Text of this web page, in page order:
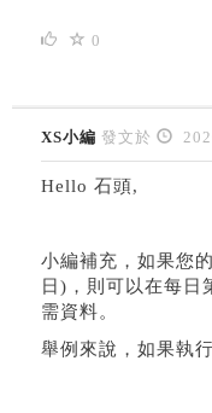
0
XS小編 發文於
Hello 石頭,
小編補充，如果您
日)，則可以在每日
需資料。
舉例來說，如果執